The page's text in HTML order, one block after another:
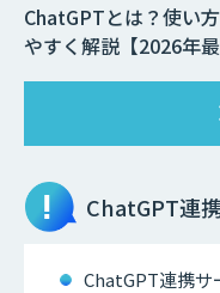
ChatGPTとは？使い
やすく解説【2026年最
ChatGPT連
ChatGPT連携サ